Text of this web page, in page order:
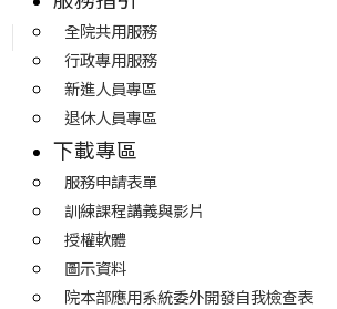
全院共用服務
行政專用服務
新進人員專區
退休人員專區
下載專區
服務申請表單
訓練課程講義與影片
授權軟體
圖示資料
院本部應用系統委外開發自我檢查表